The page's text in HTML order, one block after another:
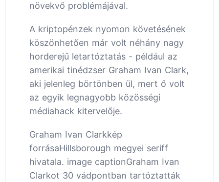
növekvő problémájával.
A kriptopénzek nyomon követésének
köszönhetően már volt néhány nagy
horderejű letartóztatás - például az
amerikai tinédzser Graham Ivan Clark,
aki jelenleg börtönben ül, mert ő volt
az egyik legnagyobb közösségi
médiahack kitervelője.
Graham Ivan Clarkkép
forrásaHillsborough megyei seriff
hivatala. image captionGraham Ivan
Clarkot 30 vádpontban tartóztatták